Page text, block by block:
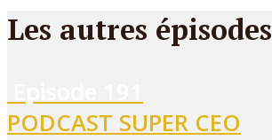
Les autres épisodes
PODCAST SUPER CEO